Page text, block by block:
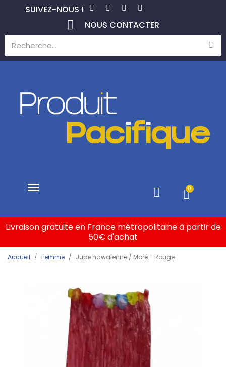
SUIVEZ-NOUS !
NOUS CONTACTER
Livraison gratuite en France métropolitaine à partir de
50€ d'achat
Accueil Femme Jupe hawaïenne / Moré - Rouge